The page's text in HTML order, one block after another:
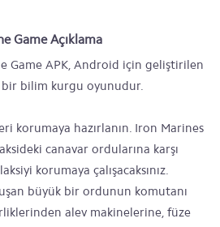
Game Açıklama
Game APK, Android için geliştirilen
bilim kurgu oyunudur.
korumaya hazırlanın. Iron Marines
canavar ordularına karşı
korumaya çalışacaksınız.
büyük bir ordunun komutanı
alev makinelerine, füze